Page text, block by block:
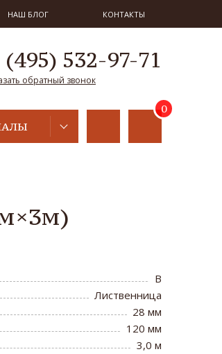
НАШ БЛОГ КОНТАКТЫ
(495) 532-97-71
обратный звонок
B
Лиственница
28 мм
120 мм
3,0 м